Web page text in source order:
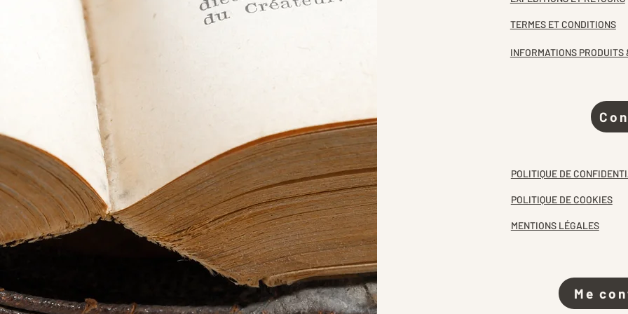
TERMES ET CONDITIONS
INFORMATIONS
POLITIQUE DE
POLITIQUE DE COOKIES
MENTIONS LÉGALES
Me